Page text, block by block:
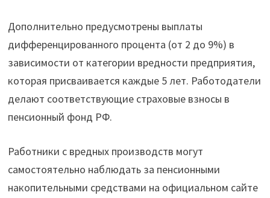
Дополнительно предусмотрены выплаты
дифференцированного процента (от 2 до 9%) в
зависимости от категории вредности предприятия,
которая присваивается каждые 5 лет. Работодатели
делают соответствующие страховые взносы в
пенсионный фонд РФ.
Работники с вредных производств могут
самостоятельно наблюдать за пенсионными
накопительными средствами на официальном сайте